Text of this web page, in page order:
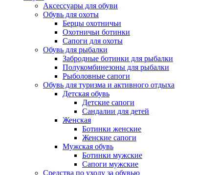
Аксессуары для обуви
Обувь для охоты
Берцы охотничьи
Охотничьи ботинки
Сапоги для охоты
Обувь для рыбалки
Забродные ботинки для рыбалки
Полукомбинезоны для рыбалки
Рыболовные сапоги
Обувь для туризма и активного отдыха
Детская обувь
Детские сапоги
Сандалии для детей
Женская
Ботинки женские
Женские сапоги
Мужская обувь
Ботинки мужские
Сапоги мужские
Средства по уходу за обувью